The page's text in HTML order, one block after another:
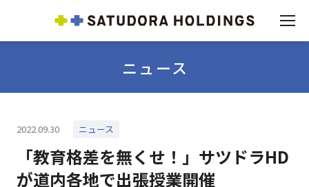
ニュース
2022.09.30 ニュース
「教育格差を無くせ！」サツドラHD
が道内各地で出張授業開催